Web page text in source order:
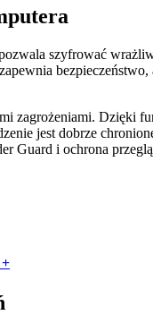
szyfrować
zagrożeniami. Dzięki
jest dobrze
Guard i ochrona